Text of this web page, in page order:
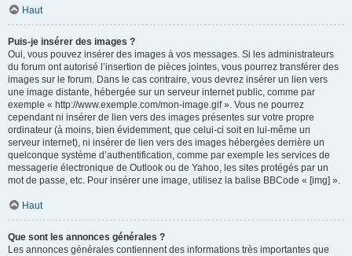
Haut
Puis-je insérer des images ?
Oui, vous pouvez insérer des images à vos messages. Si les administrateurs
du forum ont autorisé l’insertion de pièces jointes, vous pourrez transférer des
images sur le forum. Dans le cas contraire, vous devrez insérer un lien vers
une image distante, hébergée sur un serveur internet public, comme par
exemple « http://www.exemple.com/mon-image.gif ». Vous ne pourrez
cependant ni insérer de lien vers des images présentes sur votre propre
ordinateur (à moins, bien évidemment, que celui-ci soit en lui-même un
serveur internet), ni insérer de lien vers des images hébergées derrière un
quelconque système d’authentification, comme par exemple les services de
messagerie électronique de Outlook ou de Yahoo, les sites protégés par un
mot de passe, etc. Pour insérer une image, utilisez la balise BBCode « [img] ».
Haut
Que sont les annonces générales ?
Les annonces générales contiennent des informations très importantes que